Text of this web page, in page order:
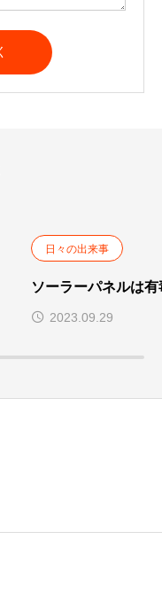
日々の出来事
ソーラーパネルは
2023.09.29